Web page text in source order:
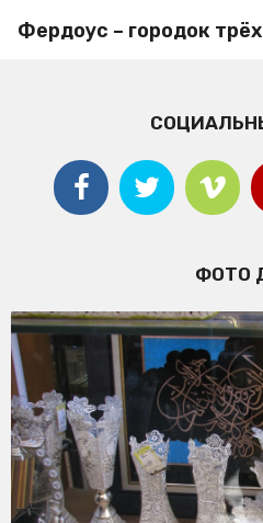
Фердоус – городок
ФОТО